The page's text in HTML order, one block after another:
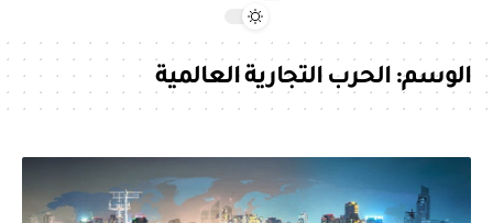
الوسم:الحرب التجارية العالمية